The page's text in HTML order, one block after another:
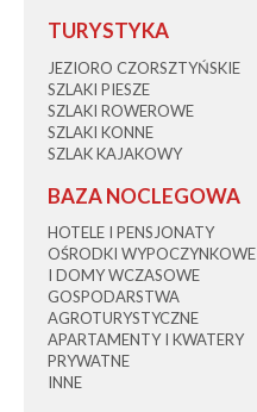
TURYSTYKA
JEZIORO CZORSZTYŃSKIE
SZLAKI PIESZE
SZLAKI ROWEROWE
SZLAKI KONNE
SZLAK KAJAKOWY
BAZA NOCLEGOWA
HOTELE I PENSJONATY
OŚRODKI WYPOCZYNKOWE
I DOMY WCZASOWE
GOSPODARSTWA
AGROTURYSTYCZNE
APARTAMENTY I KWATERY
PRYWATNE
INNE